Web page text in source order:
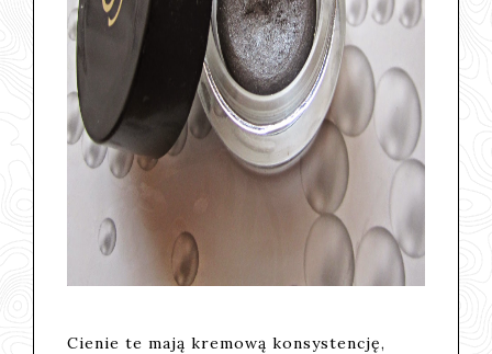
Cienie te mają kremową konsystencję,